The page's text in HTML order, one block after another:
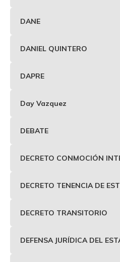
DANE
DANIEL QUINTERO
DAPRE
Day Vazquez
DEBATE
DECRETO CONMOCIÓN
DECRETO TENENCIA DE
DECRETO TRANSITORIO
DEFENSA JURÍDICA DEL